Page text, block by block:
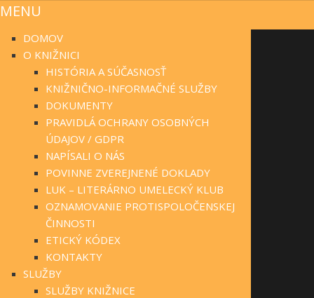
MENU
DOMOV
O KNIŽNICI
HISTÓRIA A SÚČASNOSŤ
KNIŽNIČNO-INFORMAČNÉ SLUŽBY
DOKUMENTY
PRAVIDLÁ OCHRANY OSOBNÝCH
ÚDAJOV / GDPR
NAPÍSALI O NÁS
POVINNE ZVEREJNENÉ DOKLADY
LUK – LITERÁRNO UMELECKÝ KLUB
OZNAMOVANIE PROTISPOLOČENSKEJ
ČINNOSTI
ETICKÝ KÓDEX
KONTAKTY
SLUŽBY
SLUŽBY KNIŽNICE